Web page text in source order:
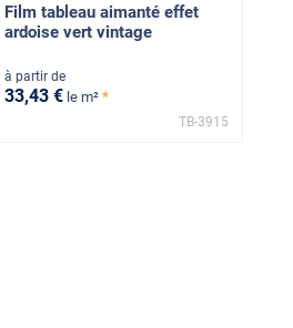
Film tableau aimanté effet
ardoise vert vintage
à partir de
33,43 € le m² *
TB-3915